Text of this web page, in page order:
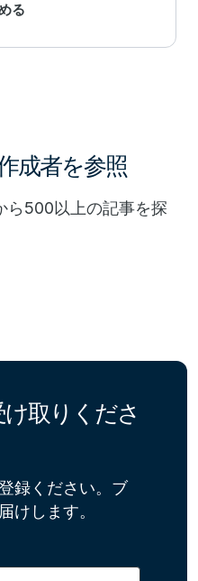
る
成者を参照
ら500以上の記事を探
取りくださ
録ください。ブ
けします。